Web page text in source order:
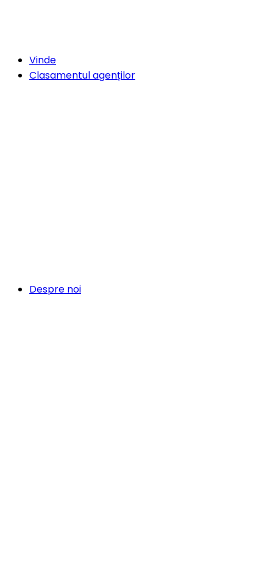
Vinde
Clasamentul agenților
Despre noi